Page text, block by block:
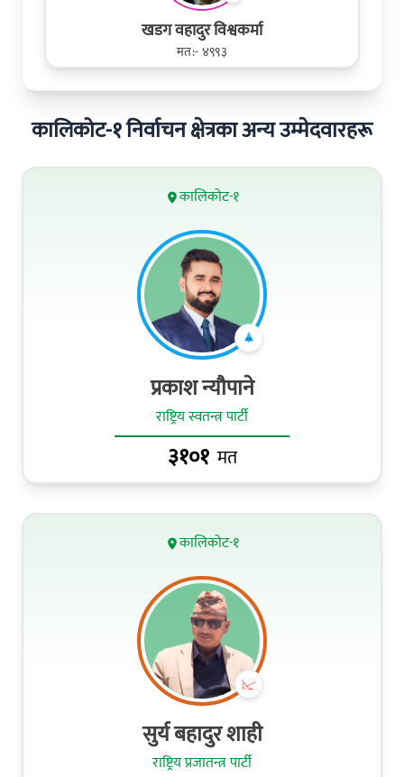
खडग वहादुर विश्वकर्मा
मत:- ४९९३
कालिकोट-१ निर्वाचन क्षेत्रका अन्य उम्मेदवारहरू
कालिकोट-१
प्रकाश न्यौपाने
राष्ट्रिय स्वतन्त्र पार्टी
३१०१ मत
कालिकोट-१
सुर्य बहादुर शाही
राष्ट्रिय प्रजातन्त्र पार्टी